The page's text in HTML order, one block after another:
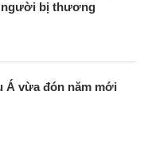
người bị thương
Á vừa đón năm mới